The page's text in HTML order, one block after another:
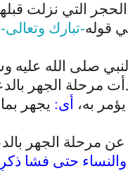
التي نزلت
قوله-تبارك وتعالى-
صلى الله
مرحلة الجهر
به، أى: يجهر
مرحلة الجهر
والنساء حتى فشا